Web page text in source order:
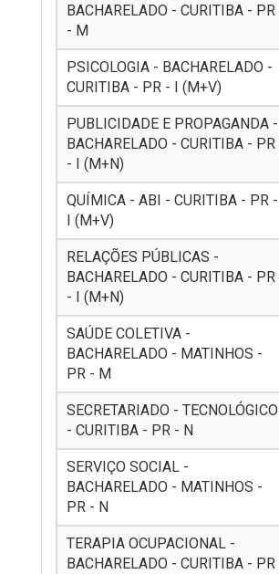
BACHARELADO - CURITIBA - PR
- M
PSICOLOGIA - BACHARELADO -
CURITIBA - PR - I (M+V)
PUBLICIDADE E PROPAGANDA -
BACHARELADO - CURITIBA - PR
- I (M+N)
QUÍMICA - ABI - CURITIBA - PR -
I (M+V)
RELAÇÕES PÚBLICAS -
BACHARELADO - CURITIBA - PR
- I (M+N)
SAÚDE COLETIVA -
BACHARELADO - MATINHOS -
PR - M
SECRETARIADO - TECNOLÓGICO
- CURITIBA - PR - N
SERVIÇO SOCIAL -
BACHARELADO - MATINHOS -
PR - N
TERAPIA OCUPACIONAL -
BACHARELADO - CURITIBA - PR